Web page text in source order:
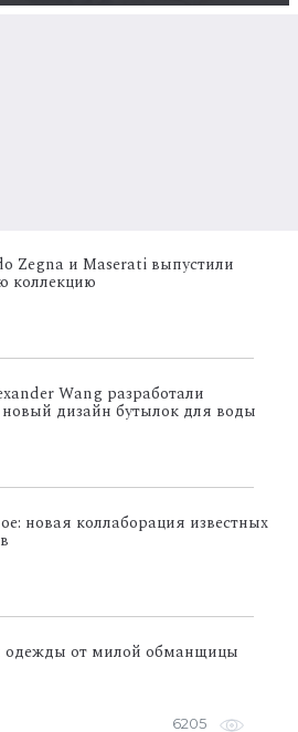
Zegna и Maserati выпустили
коллекцию
Wang разработали
дизайн бутылок для воды
новая коллаборация известных
одежды от милой обманщицы
6205